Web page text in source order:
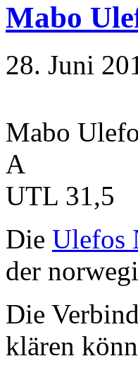
Mabo
28. Juni
Mabo
A
UTL 31,5
Die Ulefos
der
Die
klären